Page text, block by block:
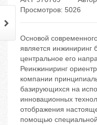
Просмотров: 5026
Основой
является инжиниринг
центральное его
Реинжиниринг
компании
базирующихся на
инновационных
отображения
помощью